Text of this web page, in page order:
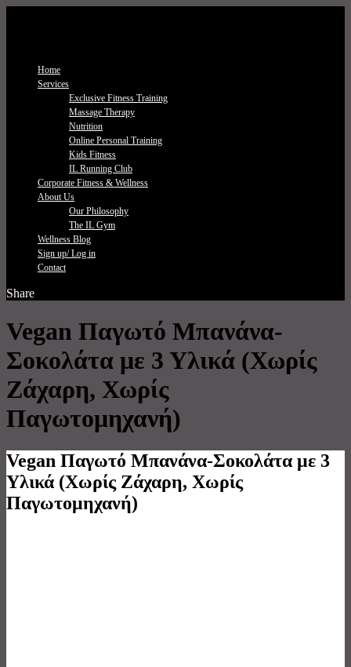
Home
Services
Exclusive Fitness Τraining
Massage Therapy
Nutrition
Online Personal Training
Kids Fitness
IL Running Club
Corporate Fitness & Wellness
About Us
Our Philosophy
The IL Gym
Wellness Blog
Sign up/ Log in
Contact
Share
Vegan Παγωτό Μπανάνα-
Σοκολάτα με 3 Υλικά (Χωρίς
Ζάχαρη, Χωρίς
Παγωτομηχανή)
Vegan Παγωτό Μπανάνα-Σοκολάτα με 3
Υλικά (Χωρίς Ζάχαρη, Χωρίς
Παγωτομηχανή)